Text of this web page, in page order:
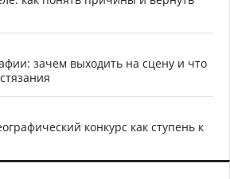
зачем выходить на сцену и что
конкурс как ступень к